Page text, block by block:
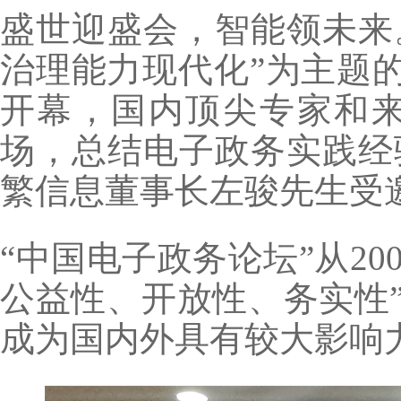
盛世迎盛会，智能领未
治理能力现代化”为主题
开幕，国内顶尖专家和
场，总结电子政务实践
繁信息董事长左骏先生受
“中国电子政务论坛”从
公益性、开放性、务实
成为国内外具有较大影